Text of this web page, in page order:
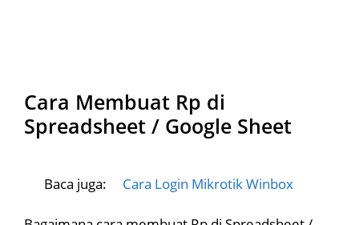
Cara Membuat Rp di
Spreadsheet / Google Sheet
Baca juga: Cara Login Mikrotik Winbox